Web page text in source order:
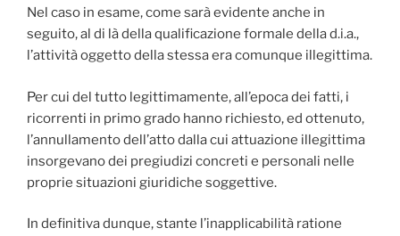
Nel caso in esame, come sarà evidente anche in
seguito, al di là della qualificazione formale della d.i.a.,
l’attività oggetto della stessa era comunque illegittima.
Per cui del tutto legittimamente, all’epoca dei fatti, i
ricorrenti in primo grado hanno richiesto, ed ottenuto,
l’annullamento dell’atto dalla cui attuazione illegittima
insorgevano dei pregiudizi concreti e personali nelle
proprie situazioni giuridiche soggettive.
In definitiva dunque, stante l’inapplicabilità ratione